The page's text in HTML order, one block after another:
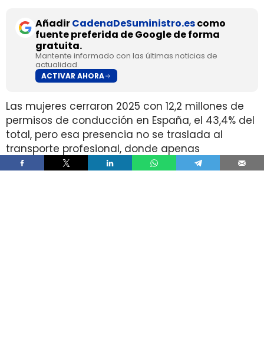
AñadirCadenaDeSuministro.escomo
fuente preferida de Google de forma
gratuita.
Mantente informado con las últimas noticias de
actualidad.
ACTIVAR AHORA
Las mujeres cerraron 2025 con 12,2 millones de
permisos de conducción en España, el 43,4% del
total, pero esa presencia no se traslada al
transporte profesional, donde apenas
representan el 2% de un colectivo de 250.000